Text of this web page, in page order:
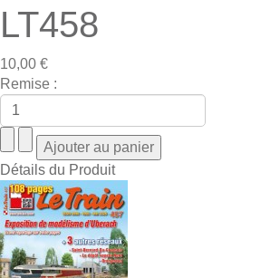
LT458
10,00 €
Remise :
Détails du Produit